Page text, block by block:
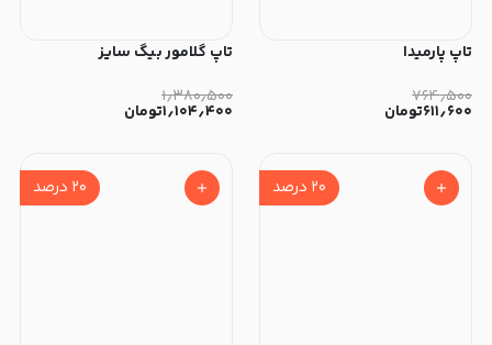
تاپ پارمیدا
۷۶۴٫۵۰۰
۶۱۱٫۶۰۰تومان
تاپ گلامور بیگ سایز
۱٫۳۸۰٫۵۰۰
۱٫۱۰۴٫۴۰۰تومان
۲۰ درصد ۲۰ درصد